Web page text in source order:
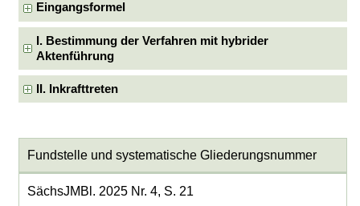
Eingangsformel
I. Bestimmung der Verfahren mit hybrider
Aktenführung
II. Inkrafttreten
Fundstelle und systematische Gliederungsnummer
SächsJMBl. 2025 Nr. 4, S. 21